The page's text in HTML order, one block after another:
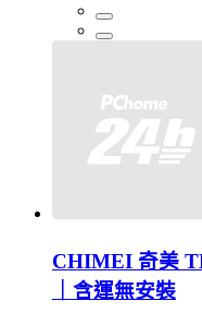
CHIMEI 奇美
｜含運無安裝